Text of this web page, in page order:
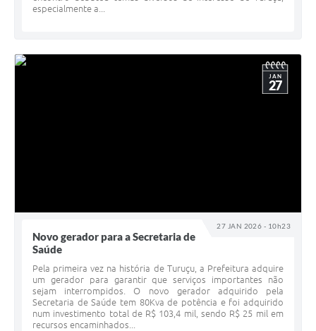
especialmente a...
27 JAN 2026 - 10h23
JAN
27
Novo gerador para a Secretaria de
Saúde
Pela primeira vez na história de Turuçu, a Prefeitura adquire
um gerador para garantir que serviços importantes não
sejam interrompidos. O novo gerador adquirido pela
Secretaria de Saúde tem 80Kva de potência e foi adquirido
num investimento total de R$ 103,4 mil, sendo R$ 25 mil em
recursos encaminhados...